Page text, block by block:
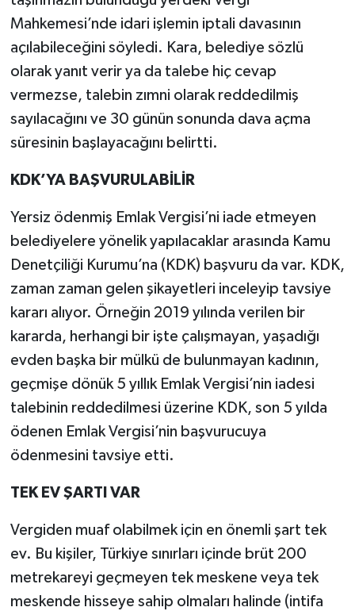
Mahkemesi’nde idari işlemin iptali davasının
açılabileceğini söyledi. Kara, belediye sözlü
olarak yanıt verir ya da talebe hiç cevap
vermezse, talebin zımni olarak reddedilmiş
sayılacağını ve 30 günün sonunda dava açma
süresinin başlayacağını belirtti.
KDK’YA BAŞVURULABİLİR
Yersiz ödenmiş Emlak Vergisi’ni iade etmeyen
belediyelere yönelik yapılacaklar arasında Kamu
Denetçiliği Kurumu’na (KDK) başvuru da var. KDK,
zaman zaman gelen şikayetleri inceleyip tavsiye
kararı alıyor. Örneğin 2019 yılında verilen bir
kararda, herhangi bir işte çalışmayan, yaşadığı
evden başka bir mülkü de bulunmayan kadının,
geçmişe dönük 5 yıllık Emlak Vergisi’nin iadesi
talebinin reddedilmesi üzerine KDK, son 5 yılda
ödenen Emlak Vergisi’nin başvurucuya
ödenmesini tavsiye etti.
TEK EV ŞARTI VAR
Vergiden muaf olabilmek için en önemli şart tek
ev. Bu kişiler, Türkiye sınırları içinde brüt 200
metrekareyi geçmeyen tek meskene veya tek
meskende hisseye sahip olmaları halinde (intifa